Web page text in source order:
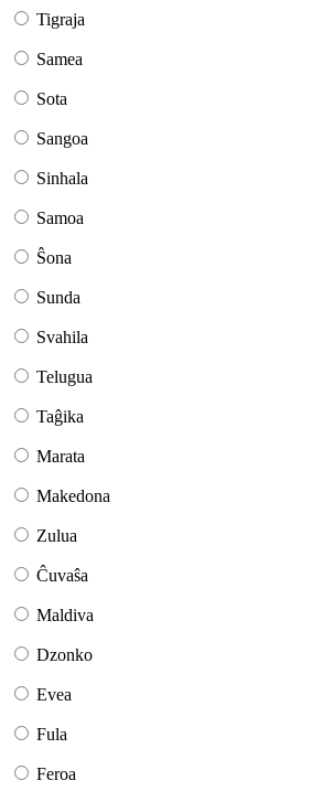
Tigraja
Samea
Sota
Sangoa
Sinhala
Samoa
Ŝona
Sunda
Svahila
Telugua
Taĝika
Marata
Makedona
Zulua
Ĉuvaŝa
Maldiva
Dzonko
Evea
Fula
Feroa